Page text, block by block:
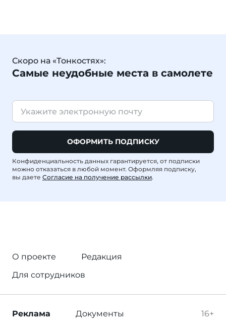
Скоро на «Тонкостях»:
Самые неудобные места в самолете
ОФОРМИТЬ ПОДПИСКУ
Конфиденциальность данных гарантируется, от подписки
можно отказаться в любой момент. Оформляя подписку,
вы даете Согласие на получение рассылки.
О проекте
Редакция
Для сотрудников
16+
Реклама Документы